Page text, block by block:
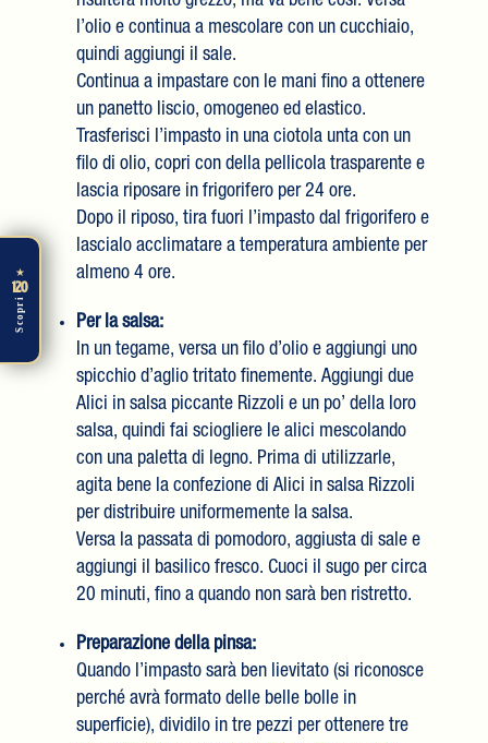
l’olio e continua a mescolare con un cucchiaio,
quindi aggiungi il sale.
Continua a impastare con le mani fino a ottenere
un panetto liscio, omogeneo ed elastico.
Trasferisci l’impasto in una ciotola unta con un
filo di olio, copri con della pellicola trasparente e
lascia riposare in frigorifero per 24 ore.
Dopo il riposo, tira fuori l’impasto dal frigorifero e
lascialo acclimatare a temperatura ambiente per
almeno 4 ore.
Per la salsa:
In un tegame, versa un filo d’olio e aggiungi uno
spicchio d’aglio tritato finemente. Aggiungi due
Alici in salsa piccante Rizzoli e un po’ della loro
salsa, quindi fai sciogliere le alici mescolando
con una paletta di legno. Prima di utilizzarle,
agita bene la confezione di Alici in salsa Rizzoli
per distribuire uniformemente la salsa.
Versa la passata di pomodoro, aggiusta di sale e
aggiungi il basilico fresco. Cuoci il sugo per circa
20 minuti, fino a quando non sarà ben ristretto.
Preparazione della pinsa:
Quando l’impasto sarà ben lievitato (si riconosce
perché avrà formato delle belle bolle in
superficie), dividilo in tre pezzi per ottenere tre
★
120
Scopri